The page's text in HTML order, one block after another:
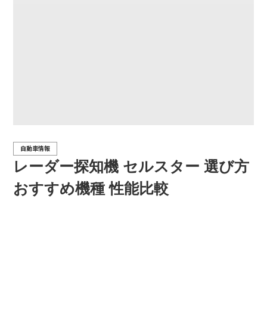
レーダー探知機 セルスター 選び方
おすすめ機種 性能比較
自動車情報